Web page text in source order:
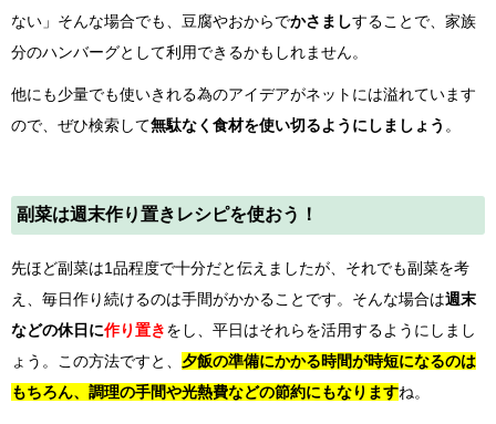
ない」そんな場合でも、豆腐やおからでかさましすることで、家族
分のハンバーグとして利用できるかもしれません。
他にも少量でも使いきれる為のアイデアがネットには溢れています
ので、ぜひ検索して無駄なく食材を使い切るようにしましょう 。
副菜は週末作り置きレシピを使おう！
先ほど副菜は1品程度で十分だと伝えましたが、それでも副菜を考
え、毎日作り続けるのは手間がかかることです。そんな場合は週末
などの休日に作り置きをし、平日はそれらを活用するようにしまし
ょう。この方法ですと、 夕飯の準備にかかる時間が時短になるのは
もちろん、調理の手間や光熱費などの節約にもなりますね。